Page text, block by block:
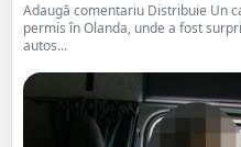
Adaugă comentariu Distribuie Un
permis în Olanda, unde a fost
autos...